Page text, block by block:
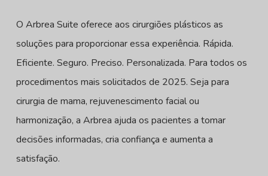
O Arbrea Suite oferece aos cirurgiões plásticos as
soluções para proporcionar essa experiência. Rápida.
Eficiente. Seguro. Preciso. Personalizada. Para todos os
procedimentos mais solicitados de 2025. Seja para
cirurgia de mama, rejuvenescimento facial ou
harmonização, a Arbrea ajuda os pacientes a tomar
decisões informadas, cria confiança e aumenta a
satisfação.